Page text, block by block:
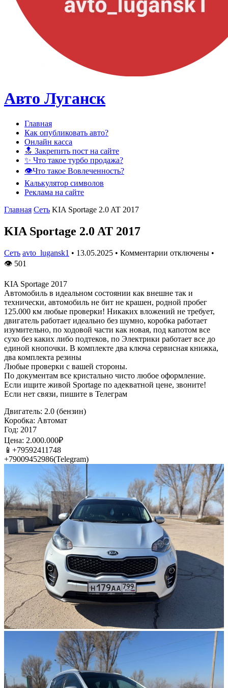
Авто Луганск
Главная
Как опубликовать авто?
Онлайн касса
🔝 Закрепить пост на сайте
✨ Что такое турбо продажа?
👁️Что такое Вовлеченность?
Калькулятор символов
Реклама на сайте
Главная Сеть KIA Sportage 2.0 AT 2017
KIA Sportage 2.0 AT 2017
Сеть avto_lugansk1 • 13.05.2025 • Комментарии отключены •
👁 501
KIA Sportage 2017
Автомобиль в идеальном состоянии как внешне так и
технически, автомобиль не бит не крашен, родной пробег
125.000 км любые проверки! Никаких вложений не требует,
двигатель работает идеально без шумно, коробка работает
изумительно, по ходовой части как новая, под капотом все
сухо без каких либо подтеков, по Электрики работает все до
единой кнопочки. В комплекте два ключа сервисная книжка,
два комплекта резины
Любые проверки с вашей стороны.
По документам все кристально чисто любое оформление.
Если ищите живой Sportage по адекватной цене, звоните!
Если нет связи, пишите в Телеграм
Двигатель: 2.0 (бензин)
Коробка: Автомат
Год: 2017
Цена: 2.000.000₽
📱+79592411748
+79009452986(Telegram)